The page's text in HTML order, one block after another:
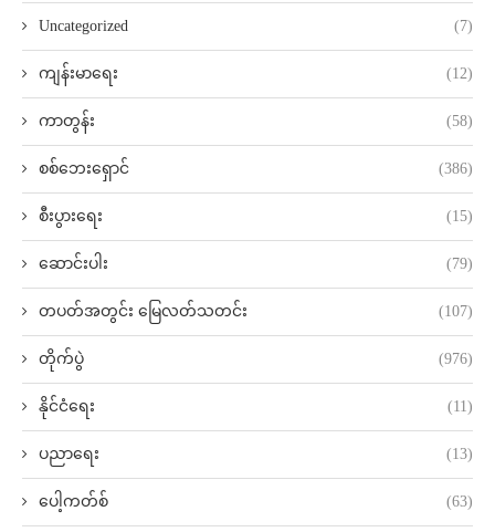
Uncategorized (7)
ကျန်းမာရေး (12)
ကာတွန်း (58)
စစ်ဘေးရှောင် (386)
စီးပွားရေး (15)
ဆောင်းပါး (79)
တပတ်အတွင်း မြေလတ်သတင်း (107)
တိုက်ပွဲ (976)
နိုင်ငံရေး (11)
ပညာရေး (13)
ပေါ့ကတ်စ် (63)